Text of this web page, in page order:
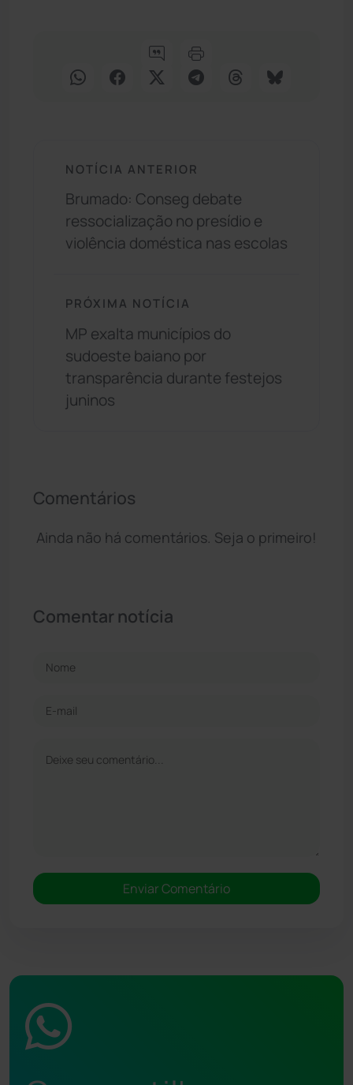
NOTÍCIA ANTERIOR
Brumado: Conseg debate
ressocialização no presídio e
violência doméstica nas escolas
PRÓXIMA NOTÍCIA
MP exalta municípios do
sudoeste baiano por
transparência durante festejos
juninos
Comentários
Ainda não há comentários. Seja o primeiro!
Comentar notícia